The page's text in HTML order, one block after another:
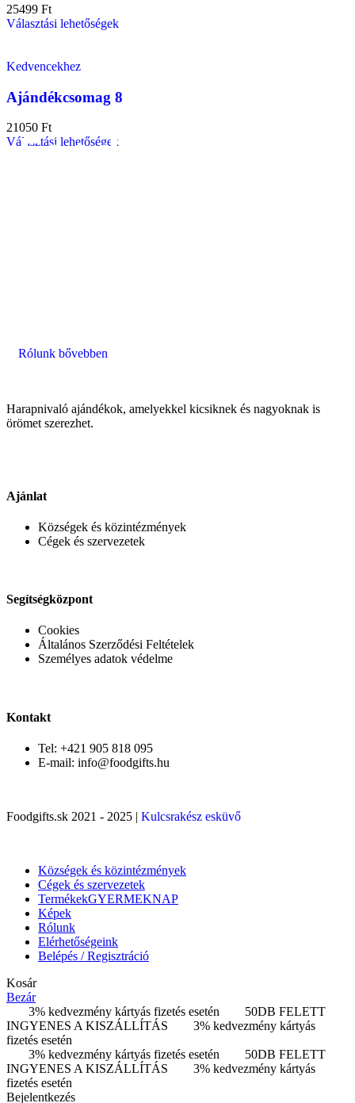
25499 Ft
Választási lehetőségek
Kedvencekhez
Ajándékcsomag 8
21050 Ft
Választási lehetőségek
FoodGifts​
Rólunk bővebben
Harapnivaló ajándékok, amelyekkel kicsiknek és nagyoknak is
örömet szerezhet.
Ajánlat
Községek és közintézmények
Cégek és szervezetek
Segítségközpont
Cookies
Általános Szerződési Feltételek
Személyes adatok védelme
Kontakt
Tel: +421 905 818 095
E-mail: info@foodgifts.hu
Foodgifts.sk 2021 - 2025 | Kulcsrakész esküvő
Községek és közintézmények
Cégek és szervezetek
TermékekGYERMEKNAP
Képek
Rólunk
Elérhetőségeink
Belépés / Regisztráció
Kosár
Bezár
3% kedvezmény kártyás fizetés esetén
50DB FELETT
INGYENES A KISZÁLLÍTÁS
3% kedvezmény kártyás
fizetés esetén
3% kedvezmény kártyás fizetés esetén
50DB FELETT
INGYENES A KISZÁLLÍTÁS
3% kedvezmény kártyás
fizetés esetén
Bejelentkezés